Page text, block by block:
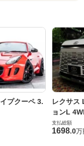
プクーペ 3.
レクサス
ョンL
支払総額
1698.0万